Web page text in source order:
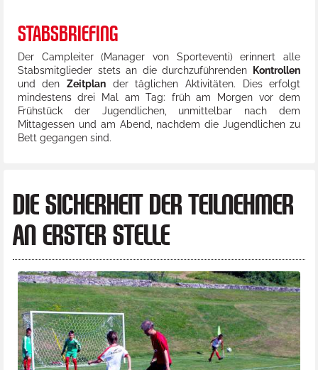
STABSBRIEFING
Der Campleiter (Manager von Sporteventi) erinnert alle
Stabsmitglieder stets an die durchzuführenden Kontrollen
und denZeitplan der täglichen Aktivitäten. Dies erfolgt
mindestens drei Mal am Tag: früh am Morgen vor dem
Frühstück der Jugendlichen, unmittelbar nach dem
Mittagessen und am Abend, nachdem die Jugendlichen zu
Bett gegangen sind.
DIE SICHERHEIT DER TEILNEHMER
AN ERSTER STELLE